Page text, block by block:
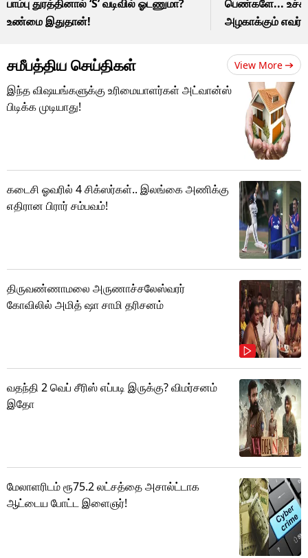
பாம்பு துரத்தினால் ‘S’ வடிவில் ஓடணுமா?
உண்மை இதுதான்!
பெண்களே...
அழகாக்கும்
சமீபத்திய செய்திகள் View More
இந்த விஷயங்களுக்கு உரிமையாளர்கள் அட்வான்ஸ்
பிடிக்க முடியாது!
கடைசி ஓவரில் 4 சிக்ஸர்கள்.. இலங்கை அணிக்கு
எதிரான பிரார் சம்பவம்!
திருவண்ணாமலை அருணாச்சலேஸ்வரர்
கோவிலில் அமித் ஷா சாமி தரிசனம்
வதந்தி 2 வெப் சீரிஸ் எப்படி இருக்கு? விமர்சனம்
இதோ
மேலாளரிடம் ரூ75.2 லட்சத்தை அசால்ட்டாக
ஆட்டைய போட்ட இளைஞர்!